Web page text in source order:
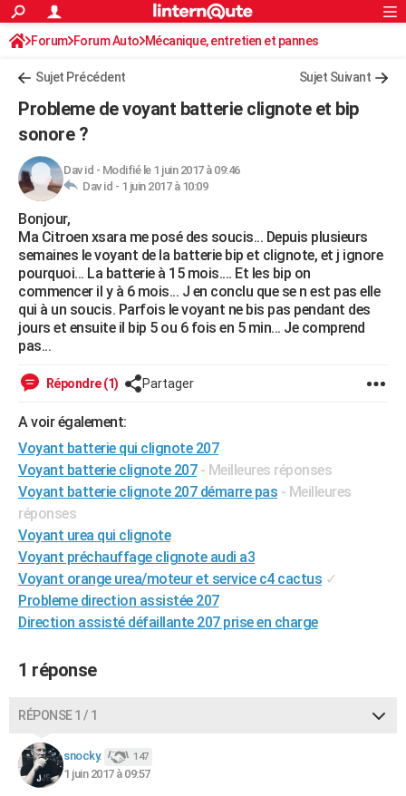
ACTUALITÉS
Politique
Société
Faits Divers
Education
Monde
Villes
+
Programme TV
Sorties cinéma
FINANCE
Retraite
Impôts
Epargne
Immobilier
Risques naturels par ville
Banque
Assurance
Crédit
AUTO
Essais
Réserver un essai
Citadines
Berlines
SUV
Forum auto
HIGH-TECH
Mobiles
Meilleur smartphone
Internet
Ordinateurs
Jeux vidéo
Guide high-tech
BRICOLAGE
Forum
Aménagement intérieur
Extérieur
Cuisine
Salle de bains
Jardinage
Rangement
WEEK-END
Guides de France
Escapades
Patrimoine
Expositions
Musées
Week-end nature
+LIFESTYLE
Art de vivre
Bien-être
Loisirs
Mode
Modes de vie
SANTE
Alimentation
Guide de la santé
Maladies
Médicaments
Sommeil
VOYAGE
Destinations
City break
Voyage nature
Voyage de noces
Forum
Climat
+PHOTO
GUIDES D'ACHAT
BONS PLANS
CARTE DE VOEUX
Carte de Noël
Carte Bonne année
Carte Saint-Valentin
Carte Pâques
Carte d'anniversaire
DICTIONNAIRE
Dictionnaire
Biographies
Citations
Expressions
Proverbes
PROGRAMME TV
S'inscrire
Se connecter
Lycées
Collèges
Primaires
Universités
Entreprises
Service militaire
Avis de recherche
FORUM
Bricolage
Lifestyle
Culture
Sport
Auto
Television
Voyage
Cinema
Rechercher
S'inscrire
Connexion
Forum Forum Auto Mécanique, entretien et pannes
Sujet Précédent Sujet Suivant
Probleme de voyant batterie clignote et bip
sonore ?
Dav id - Modifié le 1 juin 2017 à 09:46
Dav id - 1 juin 2017 à 10:09
Bonjour,
Ma Citroen xsara me posé des soucis... Depuis plusieurs
semaines le voyant de la batterie bip et clignote, et j ignore
pourquoi... La batterie à 15 mois.... Et les bip on
commencer il y à 6 mois... J en conclu que se n est pas elle
qui à un soucis. Parfois le voyant ne bis pas pendant des
jours et ensuite il bip 5 ou 6 fois en 5 min... Je comprend
pas...
Répondre (1) Partager
A voir également:
Voyant batterie qui clignote 207
Voyant batterie clignote 207 - Meilleures réponses
Voyant batterie clignote 207 démarre pas - Meilleures
réponses
Voyant urea qui clignote
Voyant préchauffage clignote audi a3
Voyant orange urea/moteur et service c4 cactus ✓
Probleme direction assistée 207
Direction assisté défaillante 207 prise en charge
1 réponse
RÉPONSE 1 / 1
snocky. 147
1 juin 2017 à 09:57